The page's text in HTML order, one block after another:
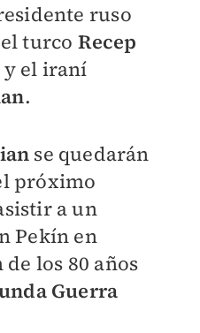
ruso
turco Recep
y el iraní
.
se quedarán
próximo
a un
Pekín en
los 80 años
Guerra